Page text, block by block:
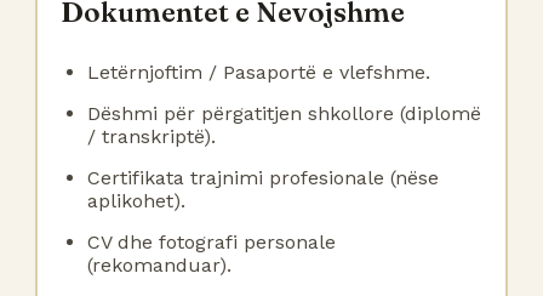
Dokumentet e Nevojshme
Letërnjoftim / Pasaportë e vlefshme.
Dëshmi për përgatitjen shkollore (diplomë
/ transkriptë).
Certifikata trajnimi profesionale (nëse
aplikohet).
CV dhe fotografi personale
(rekomanduar).